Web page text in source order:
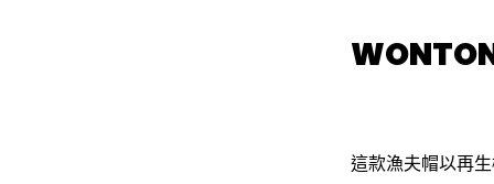
這款漁夫帽以再